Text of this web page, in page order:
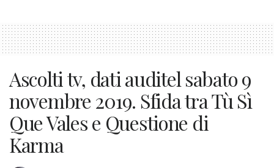
Ascolti tv, dati auditel sabato 9
novembre 2019. Sfida tra Tù Sì
Que Vales e Questione di
Karma